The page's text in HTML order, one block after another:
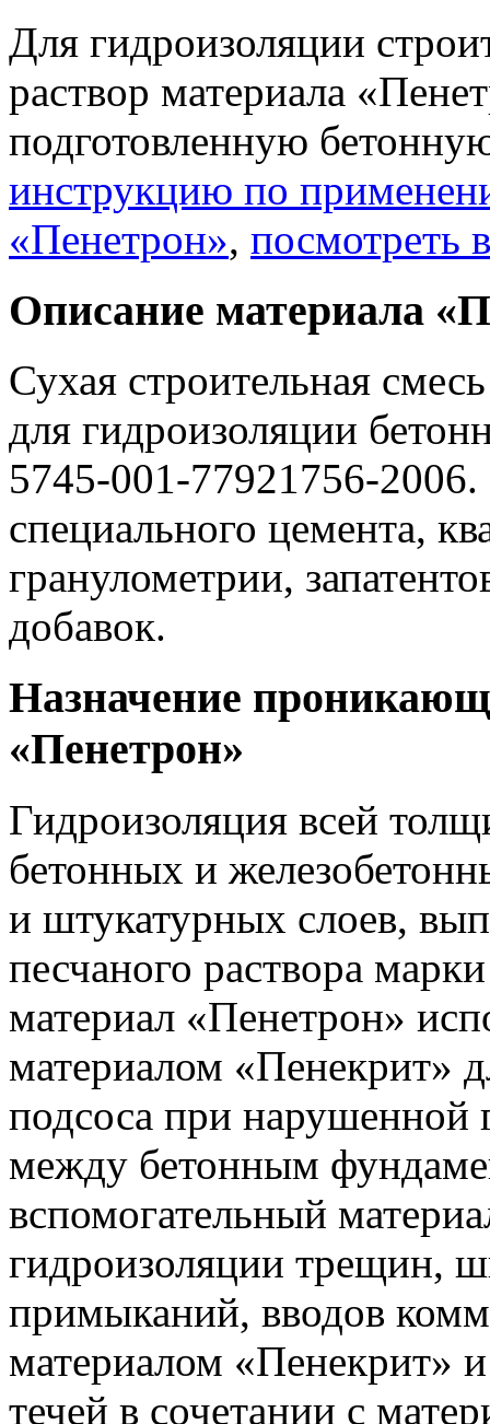
Для гидроизоляции
раствор материала
подготовленную
инструкцию по
«Пенетрон», посмотреть
Описание материала
Сухая строительная
для гидроизоляции
5745-001-77921756-2006.
специального цемента,
гранулометрии,
добавок.
Назначение
«Пенетрон»
Гидроизоляция всей
бетонных и
и штукатурных слоев,
песчаного раствора
материал «Пенетрон»
материалом «Пенекрит»
подсоса при нарушенной
между бетонным
вспомогательный
гидроизоляции трещин,
примыканий, вводов
материалом «Пенекрит»
течей в сочетании с